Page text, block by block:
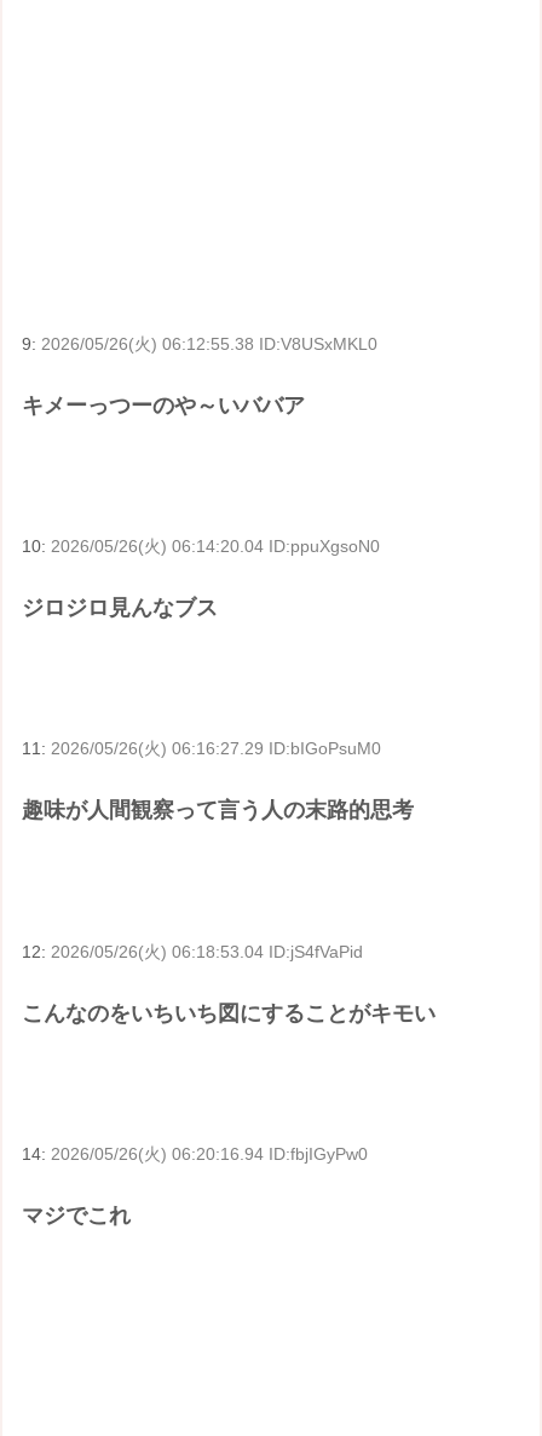
9: 2026/05/26(火) 06:12:55.38 ID:V8USxMKL0
キメーっつーのや～いババア
10: 2026/05/26(火) 06:14:20.04 ID:ppuXgsoN0
ジロジロ見んなブス
11:2026/05/26(火) 06:16:27.29 ID:bIGoPsuM0
趣味が人間観察って言う人の末路的思考
12: 2026/05/26(火) 06:18:53.04 ID:jS4fVaPid
こんなのをいちいち図にすることがキモい
14: 2026/05/26(火) 06:20:16.94 ID:fbjIGyPw0
マジでこれ